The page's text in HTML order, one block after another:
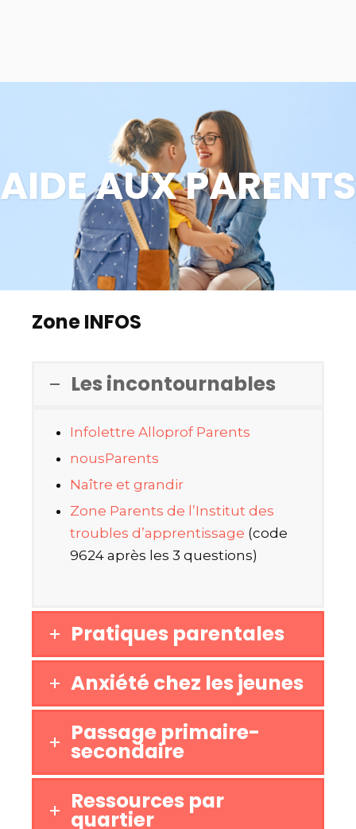
AIDE AUX PARENTS
Zone INFOS
Les incontournables
Infolettre Alloprof Parents
nousParents
Naître et grandir
Zone Parents de l’Institut des
troubles d’apprentissage (code
9624 après les 3 questions)
Pratiques parentales
Anxiété chez les jeunes
Passage primaire-
secondaire
Ressources par
quartier